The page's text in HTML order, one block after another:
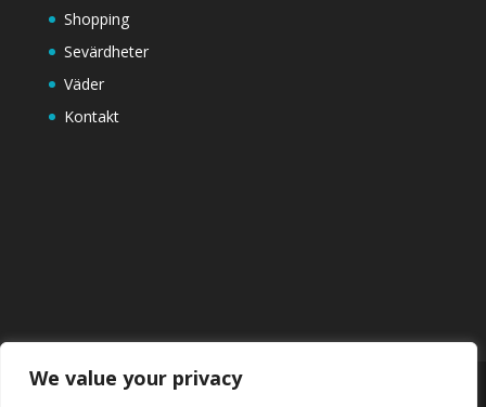
We value your privacy
Shopping
Sevärdheter
Väder
Kontakt